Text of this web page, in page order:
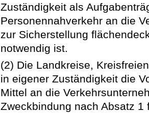
Zuständigkeit als
Personennahverkehr an die
zur Sicherstellung
notwendig ist.
(2) Die Landkreise,
in eigener Zuständigkeit die
Mittel an die
Zweckbindung nach Absatz